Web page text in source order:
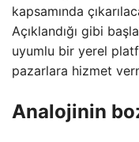
kapsamında
Açıklandığı gibi
uyumlu bir yerel
pazarlara hizmet
Analojinin